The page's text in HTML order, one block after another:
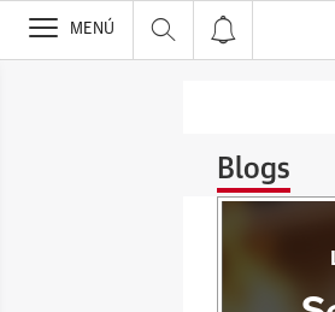
>
MENÚ
Blogs